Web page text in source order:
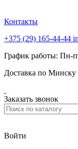
Контакты
+375 (29) 165-44-44
График работы: Пн-
Доставка по
Заказать звонок
Войти